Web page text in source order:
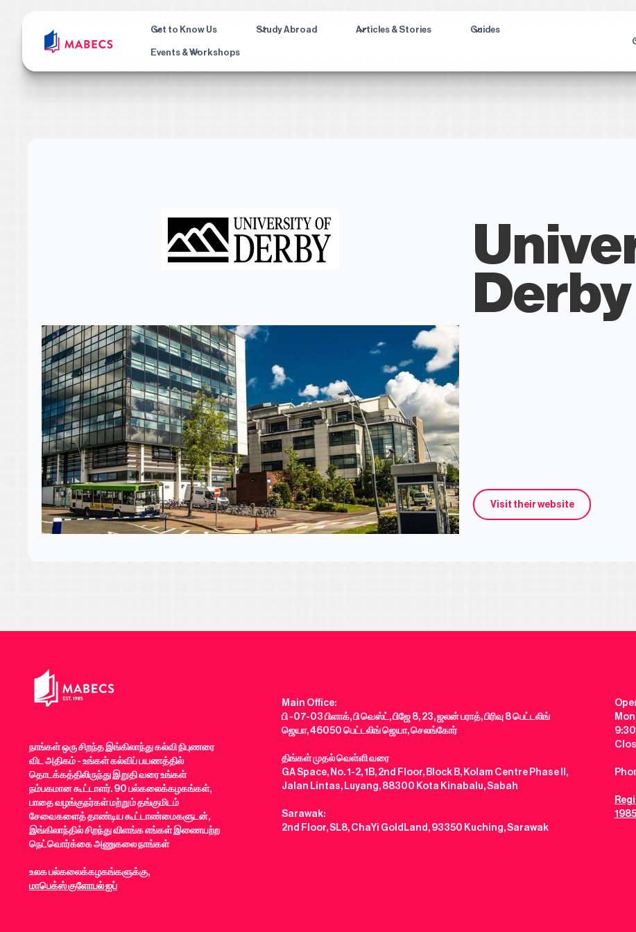
Get to Know Us Study Abroad Articles & Stories Guides
Events & Workshops
Derby
Visit their website
நாங்கள் ஒரு சிறந்த இங்கிலாந்து கல்வி நிபுணரை
விட அதிகம் - உங்கள் கல்விப் பயணத்தில்
தொடக்கத்திலிருந்து இறுதி வரை உங்கள்
நம்பகமான கூட்டாளர். 90 பல்கலைக்கழகங்கள்,
பாதை வழங்குநர்கள் மற்றும் தங்குமிடம்
சேவைகளைத் தாண்டிய கூட்டாண்மைகளுடன்,
இங்கிலாந்தில் சிறந்து விளங்க எங்கள் இணையற்ற
நெட்வொர்க்கை அணுகலை நாங்கள்
உலக பல்கலைக்கழகங்களுக்கு,
மாபெக்ஸ் குளோபல் ஐப்
Main Office:
பி -07-03 பிளாக், பி வெஸ்ட், பிஜே 8, 23, ஜலன் பராத், பிரிவு 8 பெட்டலிங்
ஜெயா, 46050 பெட்டலிங் ஜெயா, செலங்கோர்
திங்கள் முதல் வெள்ளி வரை
GA Space, No. 1-2, 1B, 2nd Floor, Block B, Kolam Centre Phase II,
Jalan Lintas, Luyang, 88300 Kota Kinabalu, Sabah
Sarawak:
2nd Floor, SL8, ChaYi GoldLand, 93350 Kuching, Sarawak
9:30